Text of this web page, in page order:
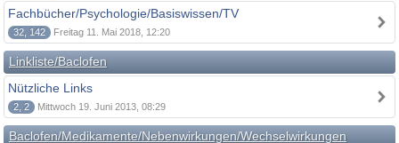
Fachbücher/Psychologie/Basiswissen/TV
32, 142 Freitag 11. Mai 2018, 12:20
Linkliste/Baclofen
Nützliche Links
2, 2 Mittwoch 19. Juni 2013, 08:29
Baclofen/Medikamente/Nebenwirkungen/Wechselwirkungen